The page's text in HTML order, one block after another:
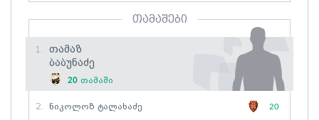
თამაშები
1.
Თამაზ
Ბაბუნაძე
20 თამაში
2. Ნიკოლოზ Ტალახაძე 20